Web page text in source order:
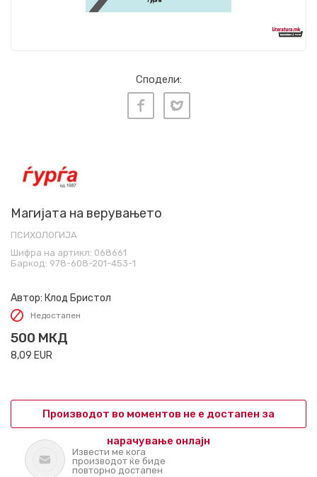
Сподели:
Магијата на верувањето
ПСИХОЛОГИЈА
Шифра на артикл: 068661
Баркод: 978-608-201-453-1
Автор: Клод Бристол
Недостапен
500 МКД
8,09 EUR
Производот во моментов не е достапен за
нарачување онлајн
Извести ме кога
производот ќе биде
повторно достапен